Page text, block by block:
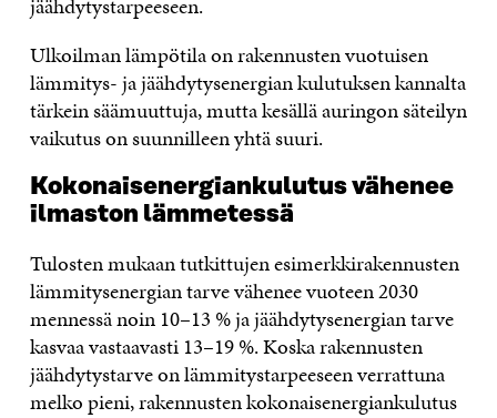
jäähdytystarpeeseen.
Ulkoilman lämpötila on rakennusten vuotuisen
lämmitys- ja jäähdytysenergian kulutuksen kannalta
tärkein säämuuttuja, mutta kesällä auringon säteilyn
vaikutus on suunnilleen yhtä suuri.
Kokonaisenergiankulutus vähenee
ilmaston lämmetessä
Tulosten mukaan tutkittujen esimerkkirakennusten
lämmitysenergian tarve vähenee vuoteen 2030
mennessä noin 10–13 % ja jäähdytysenergian tarve
kasvaa vastaavasti 13–19 %. Koska rakennusten
jäähdytystarve on lämmitystarpeeseen verrattuna
melko pieni, rakennusten kokonaisenergiankulutus